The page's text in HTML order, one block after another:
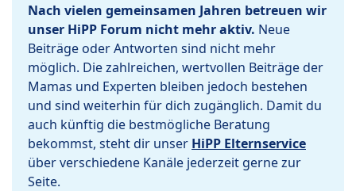
Nach vielen gemeinsamen Jahren betreuen wir
unser HiPP Forum nicht mehr aktiv. Neue
Beiträge oder Antworten sind nicht mehr
möglich. Die zahlreichen, wertvollen Beiträge der
Mamas und Experten bleiben jedoch bestehen
und sind weiterhin für dich zugänglich. Damit du
auch künftig die bestmögliche Beratung
bekommst, steht dir unser HiPP Elternservice
über verschiedene Kanäle jederzeit gerne zur
Seite.